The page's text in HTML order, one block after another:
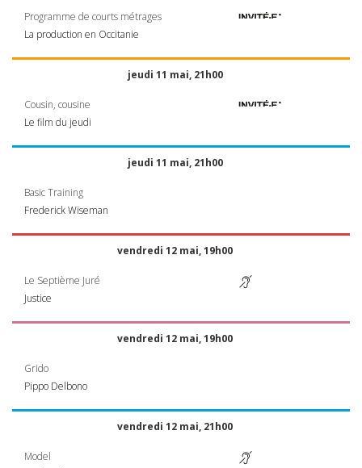
Programme de courts métrages
La production en Occitanie
jeudi 11 mai, 21h00
Cousin, cousine
Le film du jeudi
jeudi 11 mai, 21h00
Basic Training
Frederick Wiseman
vendredi 12 mai, 19h00
Le Septième Juré
Justice
vendredi 12 mai, 19h00
Grido
Pippo Delbono
vendredi 12 mai, 21h00
Model